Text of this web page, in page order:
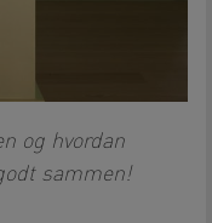
og hvordan
sammen!